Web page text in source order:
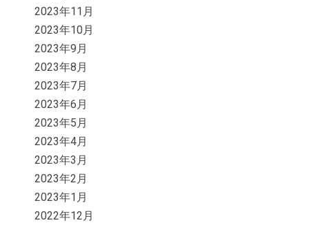
2023年11月
2023年10月
2023年9月
2023年8月
2023年7月
2023年6月
2023年5月
2023年4月
2023年3月
2023年2月
2023年1月
2022年12月